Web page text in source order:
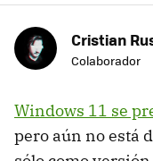
Cristian
Colaborador
Windows 11 se
pero aún no está